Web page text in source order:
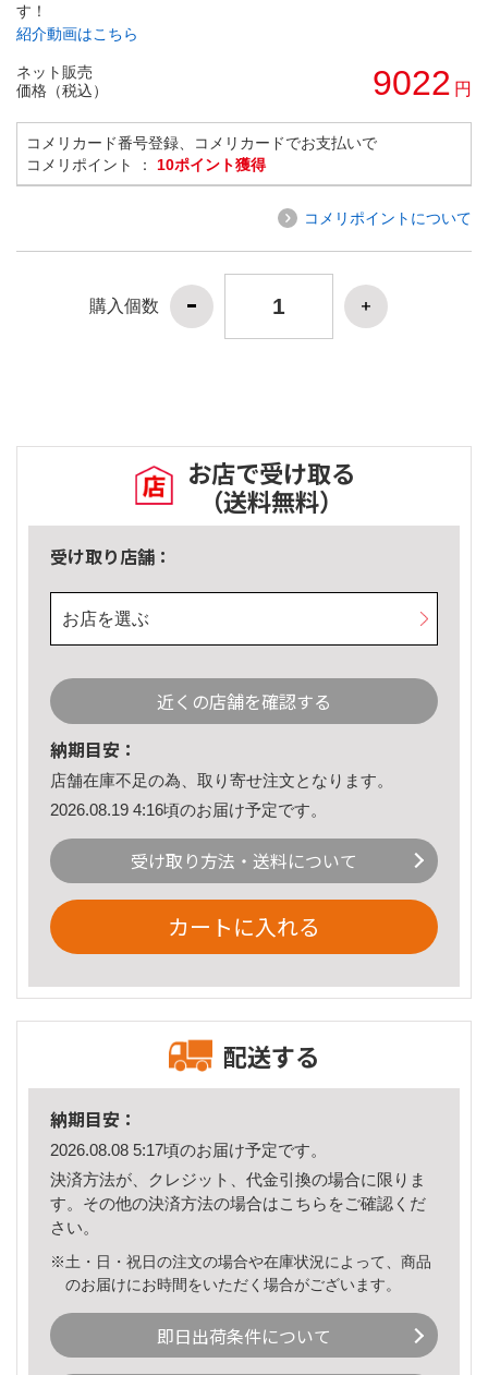
す！
紹介動画はこちら
ネット販売
価格（税込）
9022 円
コメリカード番号登録、コメリカードでお支払いで
コメリポイント ： 10ポイント獲得
コメリポイントについて
購入個数
お店で受け取る
（送料無料）
受け取り店舗：
お店を選ぶ
近くの店舗を確認する
納期目安：
店舗在庫不足の為、取り寄せ注文となります。
2026.08.19 4:16頃のお届け予定です。
受け取り方法・送料について
カートに入れる
配送する
納期目安：
2026.08.08 5:17頃のお届け予定です。
決済方法が、クレジット、代金引換の場合に限りま
す。その他の決済方法の場合はこちら をご確認くだ
さい。
※土・日・祝日の注文の場合や在庫状況によって、商品
のお届けにお時間をいただく場合がございます。
即日出荷条件について